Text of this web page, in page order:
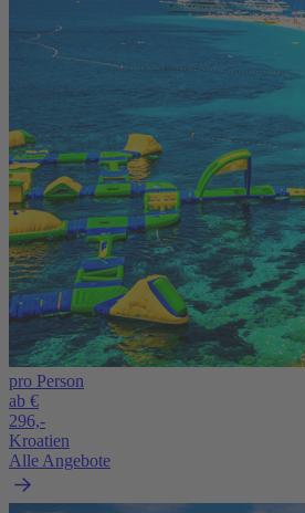
pro Person
ab €
296,-
Kroatien
Alle Angebote